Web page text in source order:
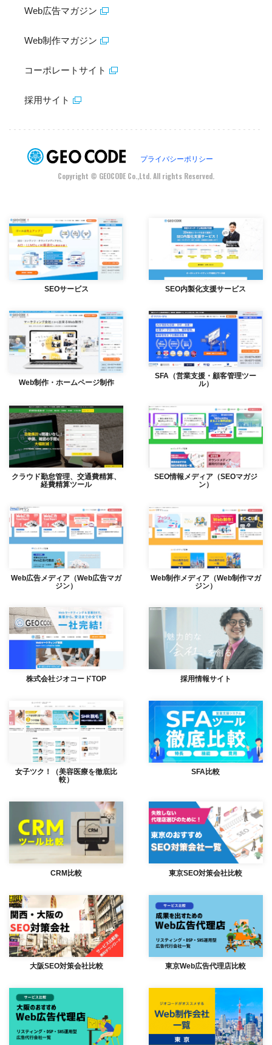
Web広告マガジン
Web制作マガジン
コーポレートサイト
採用サイト
プライバシーポリシー
Copyright © GEOCODE Co.,Ltd. All rights Reserved.
SEOサービス SEO内製化支援サービス
Web制作・ホームページ制作
SFA（営業支援・顧客管理ツー
ル）
クラウド勤怠管理、交通費精算、
経費精算ツール
SEO情報メディア（SEOマガジ
ン）
Web広告メディア（Web広告マガ
ジン）
Web制作メディア（Web制作マガ
ジン）
株式会社ジオコードTOP 採用情報サイト
女子ツク！（美容医療を徹底比
較）
SFA比較
CRM比較 東京SEO対策会社比較
大阪SEO対策会社比較 東京Web広告代理店比較